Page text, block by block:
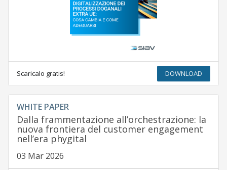
Scaricalo gratis! DOWNLOAD
WHITE PAPER
Dalla frammentazione all’orchestrazione: la
nuova frontiera del customer engagement
nell’era phygital
03 Mar 2026